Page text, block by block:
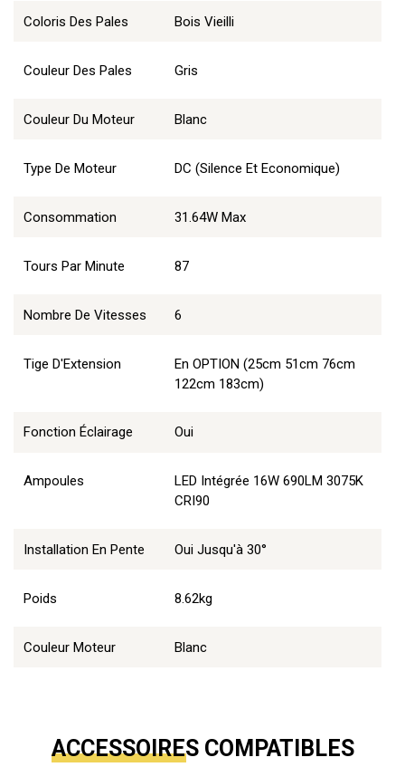
Coloris Des Pales Bois Vieilli
Couleur Des Pales Gris
Couleur Du Moteur Blanc
Type De Moteur DC (Silence Et Economique)
Consommation 31.64W Max
Tours Par Minute 87
Nombre De Vitesses 6
Tige D'Extension
En OPTION (25cm 51cm 76cm
122cm 183cm)
Fonction Éclairage Oui
Ampoules
LED Intégrée 16W 690LM 3075K
CRI90
Installation En Pente Oui Jusqu'à 30°
Poids 8.62kg
Couleur Moteur Blanc
ACCESSOIRES COMPATIBLES